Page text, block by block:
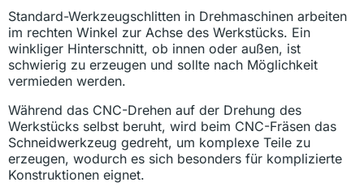
Standard-Werkzeugschlitten in Drehmaschinen arbeiten
im rechten Winkel zur Achse des Werkstücks. Ein
winkliger Hinterschnitt, ob innen oder außen, ist
schwierig zu erzeugen und sollte nach Möglichkeit
vermieden werden.
Während das CNC-Drehen auf der Drehung des
Werkstücks selbst beruht, wird beim CNC-Fräsen das
Schneidwerkzeug gedreht, um komplexe Teile zu
erzeugen, wodurch es sich besonders für komplizierte
Konstruktionen eignet.